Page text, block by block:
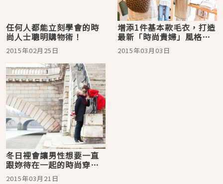
任何人都能立刻學會的時
尚人士聰明購物術！
2015年02月25日
增添1件基本款毛衣，打造
最新「時尚貴婦」風格的
訣竅
2015年03月03日
冬日裡會讓男性想要一直
跟妳待在一起的時尚穿
搭！
2015年03月21日